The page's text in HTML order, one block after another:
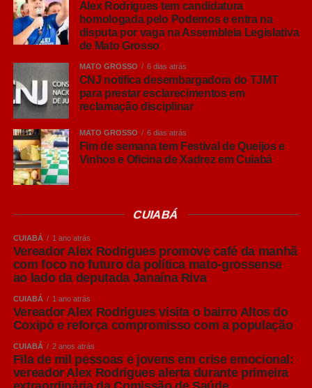
explicou.
Leia Também: Governo de Mato
Grosso apresenta novos editais de
fomento à cultura nesta quarta (30)
O pesquisador ressaltou que o Brasil já possui um
elevado padrão sanitário na produção de suínos,
reconhecido internacionalmente, mas alertou que esse
resultado exige vigilância constante.
mantê-lo e buscar melhorias contínuas é ainda mais
desempenho, maior ganho de peso e melhores
resultados econômicos para o produtor”, afirmou.
enfrentam limitações estruturais e altos custos para
adequações completas, Amaral destacou que é possível
adotar medidas de manejo capazes de reduzir
significativamente os riscos sanitários.
Alex Rodrigues tem candidatura
homologada pelo Podemos e entra na
disputa por vaga na Assembleia Legislativa
de Mato Grosso
MATO GROSSO 6 dias atrás
CNJ notifica desembargadora do TJMT
para prestar esclarecimentos em
reclamação disciplinar
MATO GROSSO 6 dias atrás
Fim de semana tem Festival de Queijos e
Vinhos e Oficina de Xadrez em Cuiabá
CUIABÁ
CUIABÁ 1 ano atrás
Vereador Alex Rodrigues promove café da manhã
com foco no futuro da política mato-grossense
ao lado da deputada Janaína Riva
CUIABÁ 1 ano atrás
Vereador Alex Rodrigues visita o bairro Altos do
Coxipó e reforça compromisso com a população
CUIABÁ 2 anos atrás
Fila de mil pessoas e jovens em crise emocional:
vereador Alex Rodrigues alerta durante primeira